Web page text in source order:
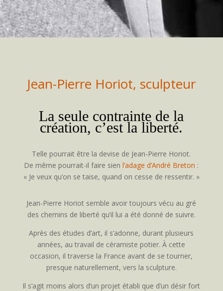
Jean-Pierre Horiot, sculpteur
La seule contrainte de la
création, c’est la liberté.
Telle pourrait être la devise de Jean-Pierre Horiot.
De même pourrait-il faire sienl’adage d’André Breton :
« Je veux qu’on se taise, quand on cesse de ressentir. »
Jean-Pierre Horiot semble avoir toujours vécu au gré
des chemins de liberté qu’il lui a été donné de suivre.
Après des études d’art, il s’adonne, durant plusieurs
années, au travail de céramiste potier. À cette
occasion, il traverse la France avant de se tourner,
presque naturellement, vers la sculpture.
Il s’agit moins alors d’un projet établi que d’un désir fort